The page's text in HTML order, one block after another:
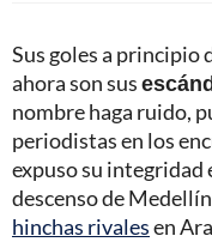
Sus goles a principio
ahora son sus
nombre haga ruido,
periodistas en los
expuso su integridad
descenso de
hinchas rivalesen